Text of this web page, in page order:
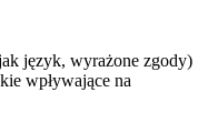
język, wyrażone zgody)
wpływające na